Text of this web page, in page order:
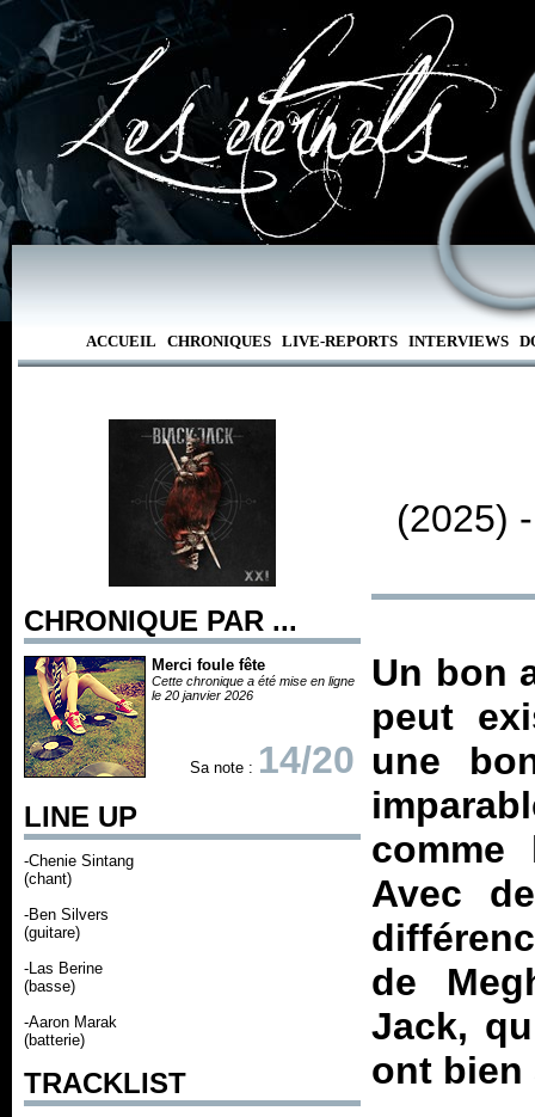
ACCUEIL CHRONIQUES LIVE-REPORTS INTERVIEWS
CHRONIQUE PAR ...
Merci foule fête
Cette chronique a été mise en ligne
le 20 janvier 2026
Sa note : 14/20
LINE UP
-Chenie Sintang
(chant)
-Ben Silvers
(guitare)
-Las Berine
(basse)
-Aaron Marak
(batterie)
TRACKLIST
(2025)
Un bon
peut
une
comme
Avec
de
Jack,
ont bien